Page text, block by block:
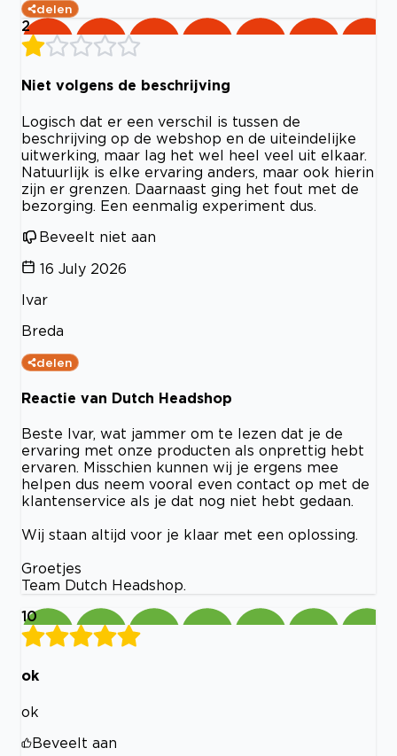
delen
2
Niet volgens de beschrijving
Logisch dat er een verschil is tussen de
beschrijving op de webshop en de uiteindelijke
uitwerking, maar lag het wel heel veel uit elkaar.
Natuurlijk is elke ervaring anders, maar ook hierin
zijn er grenzen. Daarnaast ging het fout met de
bezorging. Een eenmalig experiment dus.
Beveelt niet aan
16 July 2026
Ivar
Breda
delen
Reactie van Dutch Headshop
Beste Ivar, wat jammer om te lezen dat je de
ervaring met onze producten als onprettig hebt
ervaren. Misschien kunnen wij je ergens mee
helpen dus neem vooral even contact op met de
klantenservice als je dat nog niet hebt gedaan.
Wij staan altijd voor je klaar met een oplossing.
Groetjes
Team Dutch Headshop.
10
ok
ok
Beveelt aan